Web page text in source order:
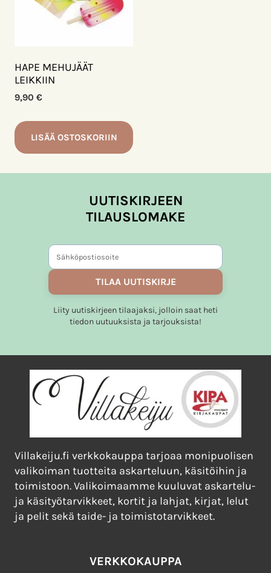
HAPE MEHUJÄÄT
LEIKKIIN
9,90 €
LISÄÄ OSTOSKORIIN
UUTISKIRJEEN
TILAUSLOMAKE
TILAA UUTISKIRJE
Liity uutiskirjeen tilaajaksi, jolloin saat heti
tiedon uutuuksista ja tarjouksista!
Villakeiju.fi verkkokauppa tarjoaa monipuolisen
valikoiman tuotteita askarteluun, käsitöihin ja
toimistoon. Valikoimaamme kuuluvat askartelu-
ja käsityötarvikkeet, kortit ja lahjat, kirjat, lelut
ja pelit sekä taide- ja toimistotarvikkeet.
VERKKOKAUPPA